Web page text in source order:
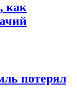
как
потерял